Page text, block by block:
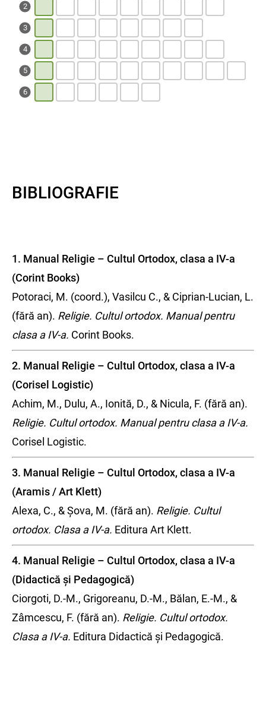
2
3
4
5
6
BIBLIOGRAFIE
1. Manual Religie – Cultul Ortodox, clasa a IV-a
(Corint Books)
Potoraci, M. (coord.), Vasilcu C., & Ciprian-Lucian, L.
(fără an). Religie. Cultul ortodox. Manual pentru
clasa a IV-a. Corint Books.
2. Manual Religie – Cultul Ortodox, clasa a IV-a
(Corisel Logistic)
Achim, M., Dulu, A., Ionită, D., & Nicula, F. (fără an).
Religie. Cultul ortodox. Manual pentru clasa a IV-a.
Corisel Logistic.
3. Manual Religie – Cultul Ortodox, clasa a IV-a
(Aramis / Art Klett)
Alexa, C., & Șova, M. (fără an). Religie. Cultul
ortodox. Clasa a IV-a. Editura Art Klett.
4. Manual Religie – Cultul Ortodox, clasa a IV-a
(Didactică și Pedagogică)
Ciorgoti, D.-M., Grigoreanu, D.-M., Bălan, E.-M., &
Zâmcescu, F. (fără an). Religie. Cultul ortodox.
Clasa a IV-a. Editura Didactică și Pedagogică.